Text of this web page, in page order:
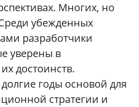
Многих, но
убежденных
разработчики
уверены в
достоинств.
годы основой для
стратегии и